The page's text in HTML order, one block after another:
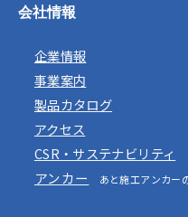
会社情報
企業情報
事業案内
製品カタログ
アクセス
CSR・サステナビリティ
アンカー
あと施工アンカー